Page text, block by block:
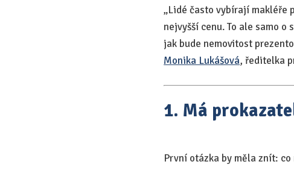
„Lidé často vybírají makléře
nejvyšší cenu. To ale samo
jak bude nemovitost
Monika Lukášová, ředitelka
1. Má
První otázka by měla znít: